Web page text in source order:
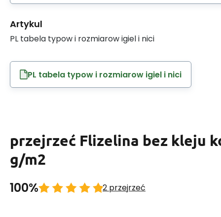
Artykul
PL tabela typow i rozmiarow igiel i nici
PL tabela typow i rozmiarow igiel i nici
przejrzeć Flizelina bez kleju
g/m2
100% 2 przejrzeć